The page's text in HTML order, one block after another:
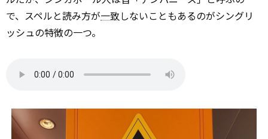
で、スペルと読み方が一致しないこともあるのがシングリ
ッシュの特徴の一つ。